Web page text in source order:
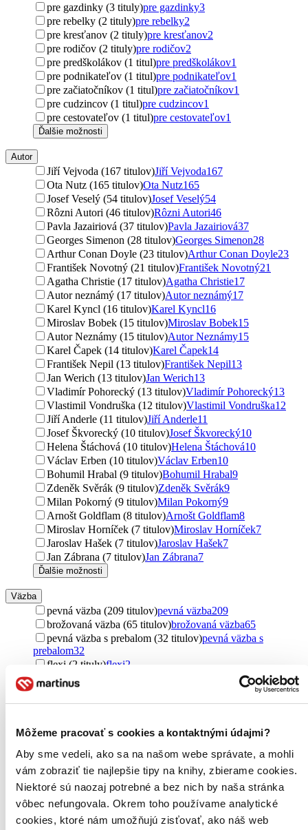
Môžeme pracovať s cookies a kontaktnými údajmi?
Aby sme vedeli, ako sa na našom webe správate, a mohli
vám zobraziť tie najlepšie tipy na knihy, zbierame cookies.
Niektoré sú naozaj potrebné a bez nich by naša stránka
vôbec nefungovala. Okrem toho používame analytické
cookies, ktoré nám umožňujú zisťovať, ako náš web
pre gazdinky (3 tituly)pre gazdinky3
pre rebelky (2 tituly)pre rebelky2
pre kresťanov (2 tituly)pre kresťanov2
pre rodičov (2 tituly)pre rodičov2
pre predškolákov (1 titul)pre predškolákov1
pre podnikateľov (1 titul)pre podnikateľov1
pre začiatočníkov (1 titul)pre začiatočníkov1
pre cudzincov (1 titul)pre cudzincov1
pre cestovateľov (1 titul)pre cestovateľov1
Ďalšie možnosti
Autor
Jiří Vejvoda (167 titulov)Jiří Vejvoda167
Ota Nutz (165 titulov)Ota Nutz165
Josef Veselý (54 titulov)Josef Veselý54
Rôzni Autori (46 titulov)Rôzni Autori46
Pavla Jazairiová (37 titulov)Pavla Jazairiová37
Georges Simenon (28 titulov)Georges Simenon28
Arthur Conan Doyle (23 titulov)Arthur Conan Doyle23
František Novotný (21 titulov)František Novotný21
Agatha Christie (17 titulov)Agatha Christie17
Autor neznámý (17 titulov)Autor neznámý17
Karel Kyncl (16 titulov)Karel Kyncl16
Miroslav Bobek (15 titulov)Miroslav Bobek15
Autor Neznámy (15 titulov)Autor Neznámy15
Karel Čapek (14 titulov)Karel Čapek14
František Nepil (13 titulov)František Nepil13
Jan Werich (13 titulov)Jan Werich13
Vladimír Pohorecký (13 titulov)Vladimír Pohorecký13
Vlastimil Vondruška (12 titulov)Vlastimil Vondruška12
Jiří Anderle (11 titulov)Jiří Anderle11
Josef Škvorecký (10 titulov)Josef Škvorecký10
Helena Štáchová (10 titulov)Helena Štáchová10
Václav Erben (10 titulov)Václav Erben10
Bohumil Hrabal (9 titulov)Bohumil Hrabal9
Zdeněk Svěrák (9 titulov)Zdeněk Svěrák9
Milan Pokorný (9 titulov)Milan Pokorný9
Arnošt Goldflam (8 titulov)Arnošt Goldflam8
Miroslav Horníček (7 titulov)Miroslav Horníček7
Jaroslav Hašek (7 titulov)Jaroslav Hašek7
Jan Zábrana (7 titulov)Jan Zábrana7
Ďalšie možnosti
Väzba
pevná väzba (209 titulov)pevná väzba209
brožovaná väzba (65 titulov)brožovaná väzba65
pevná väzba s prebalom (32 titulov)pevná väzba s
prebalom32
flexi (2 tituly)flexi2
Formát
Audiokniha: MP3 (514 titulov)Audiokniha: MP3514
CD obal (107 titulov)CD obal107
DVD obal (1 titul)DVD obal1
Zoradiť